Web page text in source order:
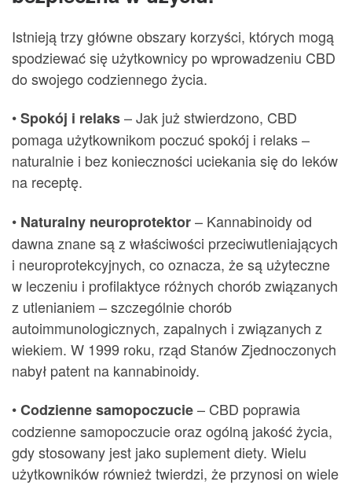
Istnieją trzy główne obszary korzyści, których mogą
spodziewać się użytkownicy po wprowadzeniu CBD
do swojego codziennego życia.
•Spokój i relaks– Jak już stwierdzono, CBD
pomaga użytkownikom poczuć spokój i relaks –
naturalnie i bez konieczności uciekania się do leków
na receptę.
• Naturalny neuroprotektor– Kannabinoidy od
dawna znane są z właściwości przeciwutleniających
i neuroprotekcyjnych, co oznacza, że są użyteczne
w leczeniu i profilaktyce różnych chorób związanych
z utlenianiem – szczególnie chorób
autoimmunologicznych, zapalnych i związanych z
wiekiem. W 1999 roku, rząd Stanów Zjednoczonych
nabył patent na kannabinoidy.
•Codzienne samopoczucie– CBD poprawia
codzienne samopoczucie oraz ogólną jakość życia,
gdy stosowany jest jako suplement diety. Wielu
użytkowników również twierdzi, że przynosi on wiele